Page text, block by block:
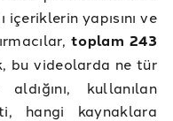
yapısını ve
toplam 243
bu videolarda ne tür
kullanılan
hangi kaynaklara